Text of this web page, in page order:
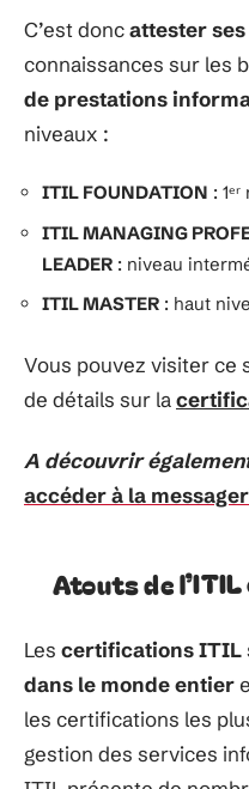
C’est doncattester ses
connaissances sur les
de prestations
niveaux :
ITIL FOUNDATION :
ITIL MANAGING
LEADER : niveau
ITIL MASTER : haut
Vous pouvez visiter ce
de détails sur la
A découvrir
accéder à la
Atouts de
Les certifications ITIL
dans le mondeentier
les certifications les
gestion des services